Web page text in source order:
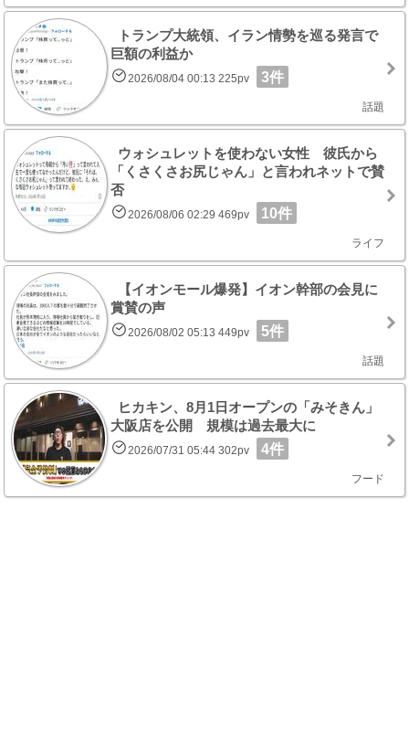
トランプ大統領、イラン情勢を巡る発言で
巨額の利益か
2026/08/04 00:13 225pv 3件
話題
ウォシュレットを使わない女性 彼氏から
「くさくさお尻じゃん」と言われネットで賛
否
2026/08/06 02:29 469pv 10件
ライフ
【イオンモール爆発】イオン幹部の会見に
賞賛の声
2026/08/02 05:13 449pv 5件
話題
ヒカキン、8月1日オープンの「みそきん」
大阪店を公開 規模は過去最大に
2026/07/31 05:44 302pv 4件
フード